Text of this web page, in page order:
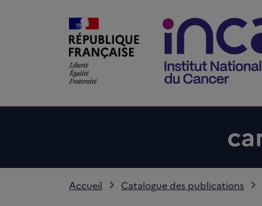
Accueil Catalogue des publications